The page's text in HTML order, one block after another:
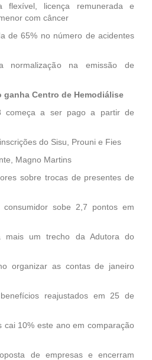
flexível, licença remunerada e
com câncer
de 65% no número de acidentes
normalização na emissão de
ganha Centro de Hemodiálise
começa a ser pago a partir de
do Sisu, Prouni e Fies
Magno Martins
sobre trocas de presentes de
sobe 2,7 pontos em
mais um trecho da Adutora do
organizar as contas de janeiro
reajustados em 25 de
cai 10% este ano em comparação
de empresas e encerram